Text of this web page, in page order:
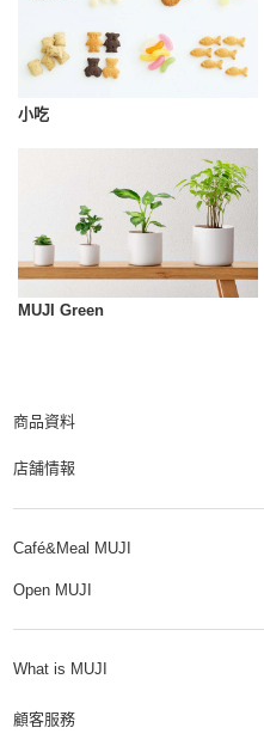
小吃
MUJI Green
商品資料
店舗情報
Café&Meal MUJI
Open MUJI
What is MUJI
顧客服務